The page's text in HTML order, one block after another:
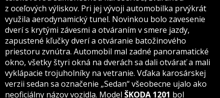
z oceľových výliskov. Pri jej vývoji automobilka prvýkrát
využila aerodynamický tunel. Novinkou bolo zavesenie
dverí s krytými závesmi a otváraním v smere jazdy,
zapustené kľučky dverí a otváranie batožinového
priestoru zvnútra. Automobil mal zadné panoramatické
okno, všetky štyri okná na dverách sa dali otvárať a mali
vyklápacie trojuholníky na vetranie. Vďaka karosárskej
verzii sedan sa označenie „Sedan“ všeobecne ujalo ako
neoficiálny názov vozidla. Model ŠKODA 1201 bol